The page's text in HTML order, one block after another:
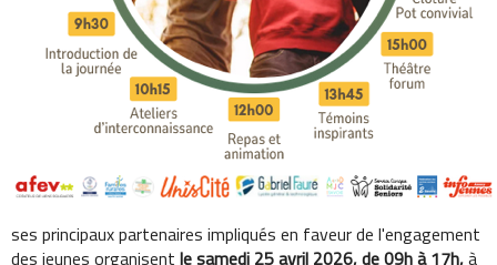
ses principaux partenaires impliqués en faveur de l'engagement
des jeunes organisent le samedi 25 avril 2026, de 09h à 17h,à